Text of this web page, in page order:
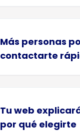
Más personas
contactarte
Tu web
por qué elegirte